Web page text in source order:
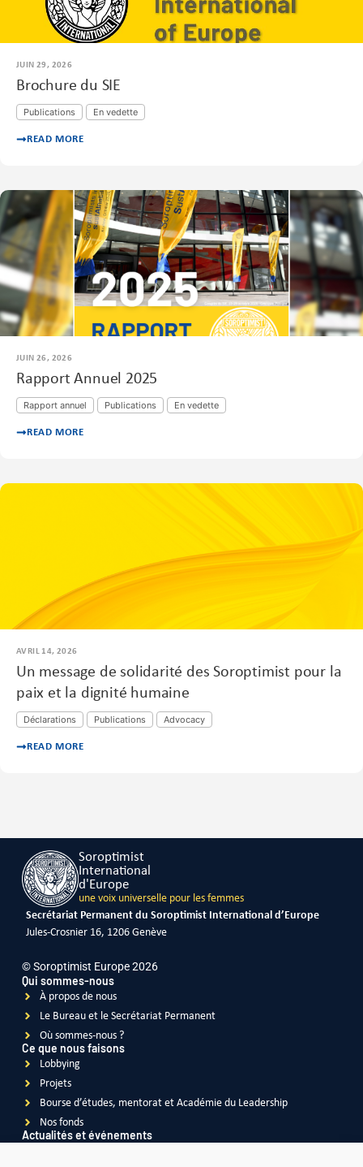
JUIN 29, 2026
Brochure du SIE
Publications En vedette
READ MORE
JUIN 26, 2026
Rapport Annuel 2025
Rapport annuel Publications En vedette
READ MORE
AVRIL 14, 2026
Un message de solidarité des Soroptimist pour la
paix et la dignité humaine
Déclarations Publications Advocacy
READ MORE
Soroptimist
International
d'Europe
une voix universelle pour les femmes
Secrétariat Permanent du Soroptimist International d’Europe
Jules-Crosnier 16, 1206 Genève
© Soroptimist Europe 2026
Qui sommes-nous
À propos de nous
Le Bureau et le Secrétariat Permanent
Où sommes-nous ?
Ce que nous faisons
Lobbying
Projets
Bourse d’études, mentorat et Académie du Leadership
Nos fonds
Actualités et événements